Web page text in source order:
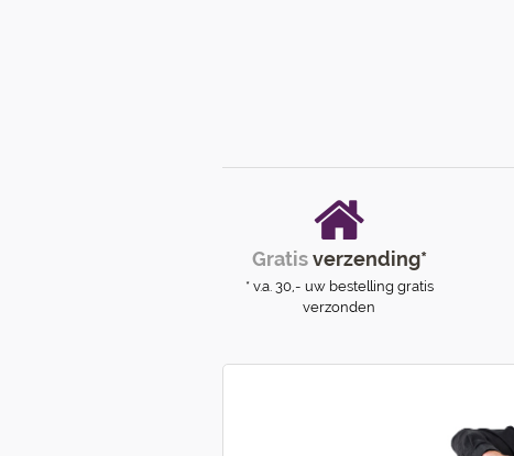
Gratisverzending*
* v.a. 30,- uw bestelling gratis
verzonden